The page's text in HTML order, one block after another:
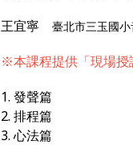
宜寧 臺北市三玉國
※本課程提供「現場授
篇
篇
篇